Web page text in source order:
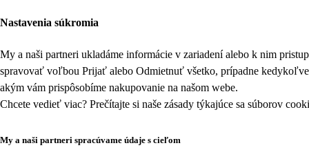
Nastavenia súkromia
My a naši partneri ukladáme informácie v zariadení alebo k nim
spravovať voľbou Prijať alebo Odmietnuť všetko, prípadne
akým vám prispôsobíme nakupovanie na našom webe.
Chcete vedieť viac? Prečítajte si naše zásady týkajúce sa súborov
My a naši partneri spracúvame údaje s cieľom